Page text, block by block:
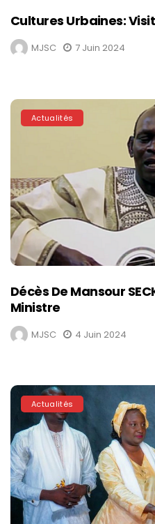
Cultures Urbaines:
MJSC 7 Juin 2024
Actualités
Décès De Mansour
Ministre
MJSC 4 Juin 2024
Actualités